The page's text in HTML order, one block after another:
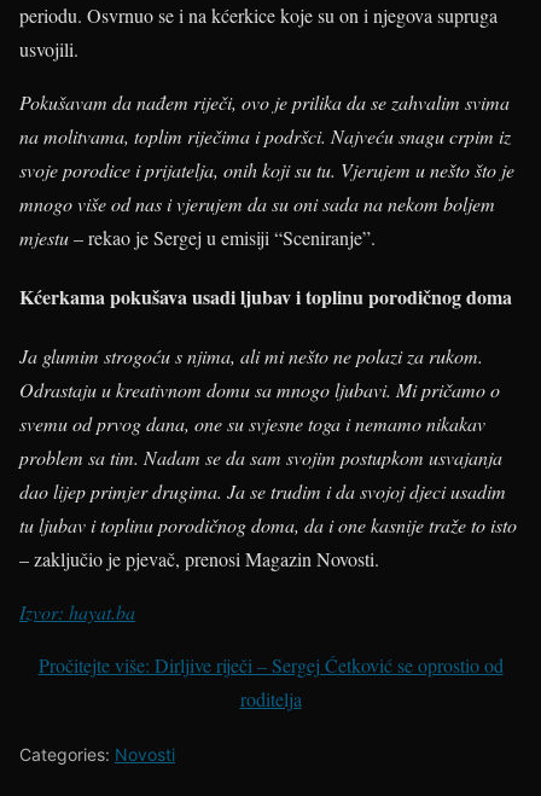
periodu. Osvrnuo se i na kćerkice koje su on i njegova supruga
usvojili.
Pokušavam da nađem riječi, ovo je prilika da se zahvalim svima
na molitvama, toplim riječima i podršci. Najveću snagu crpim iz
svoje porodice i prijatelja, onih koji su tu. Vjerujem u nešto što je
mnogo više od nas i vjerujem da su oni sada na nekom boljem
mjestu– rekao je Sergej u emisiji “Sceniranje”.
Kćerkama pokušava usadi ljubav i toplinu porodičnog doma
Ja glumim strogoću s njima, ali mi nešto ne polazi za rukom.
Odrastaju u kreativnom domu sa mnogo ljubavi. Mi pričamo o
svemu od prvog dana, one su svjesne toga i nemamo nikakav
problem sa tim. Nadam se da sam svojim postupkom usvajanja
dao lijep primjer drugima. Ja se trudim i da svojoj djeci usadim
tu ljubav i toplinu porodičnog doma, da i one kasnije traže to isto
– zaključio je pjevač, prenosi Magazin Novosti.
Izvor: hayat.ba
Pročitejte više: Dirljive riječi – Sergej Ćetković se oprostio od
roditelja
Categories: Novosti